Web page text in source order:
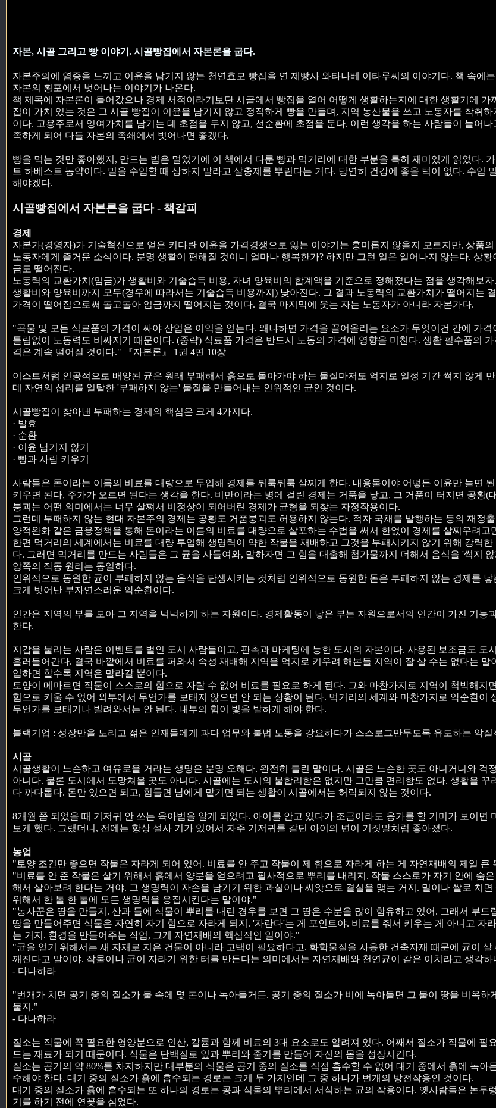
자본, 시골 그리고 빵 이야기. 시골빵집에서 자본론을 굽다.
자본주의에 염증을 느끼고 이윤을 남기지 않는 천연효모 빵집을 연 제빵사 와타나베 이타루씨의 이야기다. 책 속에
자본의 횡포에서 벗어나는 이야기가 나온다.
책 제목에 자본론이 들어갔으나 경제 서적이라기보단 시골에서 빵집을 열어 어떻게 생활하는지에 대한 생활기에 가
집이 가치 있는 것은 그 시골 빵집이 이윤을 남기지 않고 정직하게 빵을 만들며, 지역 농산물을 쓰고 노동자를 착취
이다. 고용주로서 잉여가치를 남기는 데 초점을 두지 않고, 선순환에 초점을 둔다. 이런 생각을 하는 사람들이 늘어
족하게 되어 다들 자본의 족쇄에서 벗어나면 좋겠다.
빵을 먹는 것만 좋아했지, 만드는 법은 멀었기에 이 책에서 다룬 빵과 먹거리에 대한 부분을 특히 재미있게 읽었다.
트 하베스트 농약이다. 밀을 수입할 때 상하지 말라고 살충제를 뿌린다는 거다. 당연히 건강에 좋을 턱이 없다. 수입
해야겠다.
시골빵집에서 자본론을 굽다 - 책갈피
경제
자본가(경영자)가 기술혁신으로 얻은 커다란 이윤을 가격경쟁으로 잃는 이야기는 흥미롭지 않을지 모르지만, 상품
노동자에게 즐거운 소식이다. 분명 생활이 편해질 것이니 얼마나 행복한가? 하지만 그런 일은 일어나지 않는다. 상황
금도 떨어진다.
노동력의 교환가치(임금)가 생활비와 기술습득 비용, 자녀 양육비의 합계액을 기준으로 정해졌다는 점을 생각해보
생활비와 양육비까지 모두(경우에 따라서는 기술습득 비용까지) 낮아진다. 그 결과 노동력의 교환가치가 떨어지는
가격이 떨어짐으로써 돌고돌아 임금까지 떨어지는 것이다. 결국 마지막에 웃는 자는 노동자가 아니라 자본가다.
"곡물 및 모든 식료품의 가격이 싸야 산업은 이익을 얻는다. 왜냐하면 가격을 끌어올리는 요소가 무엇이건 간에 가격
틀림없이 노동력도 비싸지기 때문이다. (중략) 식료품 가격은 반드시 노동의 가격에 영향을 미친다. 생활 필수품의
격은 계속 떨어질 것이다." 『자본론』 1권 4편 10장
이스트처럼 인공적으로 배양된 균은 원래 부패해서 흙으로 돌아가야 하는 물질마저도 억지로 일정 기간 썩지 않게
데 자연의 섭리를 일탈한 '부패하지 않는' 물질을 만들어내는 인위적인 균인 것이다.
시골빵집이 찾아낸 부패하는 경제의 핵심은 크게 4가지다.
· 발효
· 순환
· 이윤 남기지 않기
· 빵과 사람 키우기
사람들은 돈이라는 이름의 비료를 대량으로 투입해 경제를 뒤룩뒤룩 살찌게 한다. 내용물이야 어떻든 이윤만 늘면
키우면 된다, 주가가 오르면 된다는 생각을 한다. 비만이라는 병에 걸린 경제는 거품을 낳고, 그 거품이 터지면 공황(
붕괴는 어떤 의미에서는 너무 살쪄서 비정상이 되어버린 경제가 균형을 되찾는 자정작용이다.
그런데 부패하지 않는 현대 자본주의 경제는 공황도 거품붕괴도 허용하지 않는다. 적자 국채를 발행하는 등의 재정
양적완화 같은 금융정책을 통해 돈이라는 이름의 비료를 대량으로 살포하는 수법을 써서 한없이 경제를 살찌우려고
한편 먹거리의 세계에서는 비료를 대량 투입해 생명력이 약한 작물을 재배하고 그것을 부패시키지 않기 위해 강력
다. 그러면 먹거리를 만드는 사람들은 그 균을 사들여와, 말하자면 그 힘을 대출해 첨가물까지 더해서 음식을 '썩지
양쪽의 작동 원리는 동일하다.
인위적으로 동원한 균이 부패하지 않는 음식을 탄생시키는 것처럼 인위적으로 동원한 돈은 부패하지 않는 경제를 낳
크게 벗어난 부자연스러운 악순환이다.
인간은 지역의 부를 모아 그 지역을 넉넉하게 하는 자원이다. 경제활동이 낳은 부는 자원으로서의 인간이 가진 기능
한다.
지갑을 불리는 사람은 이벤트를 벌인 도시 사람들이고, 판촉과 마케팅에 능한 도시의 자본이다. 사용된 보조금도 도
흘러들어간다. 결국 바깥에서 비료를 퍼와서 속성 재배해 지역을 억지로 키우려 해본들 지역이 잘 살 수는 없다는 말
입하면 할수록 지역은 말라갈 뿐이다.
토양이 메마르면 작물이 스스로의 힘으로 자랄 수 없어 비료를 필요로 하게 된다. 그와 마찬가지로 지역이 척박해지
힘으로 키울 수 없어 외부에서 무언가를 보태지 않으면 안 되는 상황이 된다. 먹거리의 세계와 마찬가지로 악순환이
무언가를 보태거나 빌려와서는 안 된다. 내부의 힘이 빛을 발하게 해야 한다.
블랙기업 : 성장만을 노리고 젊은 인재들에게 과다 업무와 불법 노동을 강요하다가 스스로그만두도록 유도하는 악
시골
시골생활이 느슨하고 여유로을 거라는 생명은 분명 오해다. 완전히 틀린 말이다. 시골은 느슨한 곳도 아니거니와 걱
아니다. 물론 도시에서 도망쳐올 곳도 아니다. 시골에는 도시의 불합리함은 없지만 그만큼 편리함도 없다. 생활을 꾸
다 까다롭다. 돈만 있으면 되고, 힘들면 남에게 맡기면 되는 생활이 시골에서는 허락되지 않는 것이다.
8개월 쯤 되었을 때 기저귀 안 쓰는 육아법을 알게 되었다. 아이를 안고 있다가 조금이라도 응가를 할 기미가 보이면
보게 했다. 그랬더니, 전에는 항상 설사 기가 있어서 자주 기저귀를 갈던 아이의 변이 거짓말처럼 좋아졌다.
농업
"토양 조건만 좋으면 작물은 자라게 되어 있어. 비료를 안 주고 작물이 제 힘으로 자라게 하는 게 자연재배의 제일 큰
"비료를 안 준 작물은 살기 위해서 흙에서 양분을 얻으려고 필사적으로 뿌리를 내리지. 작물 스스로가 자기 안에 숨
해서 살아보려 한다는 거야. 그 생명력이 자손을 남기기 위한 과실이나 씨앗으로 결실을 맺는 거지. 밀이나 쌀로 치면
위해서 한 톨 한 톨에 모든 생명력을 응집시킨다는 말이야."
"농사꾼은 땅을 만들지. 산과 들에 식물이 뿌리를 내린 경우를 보면 그 땅은 수분을 많이 함유하고 있어. 그래서 부드
땅을 만들어주면 식물은 자연히 자기 힘으로 자라게 되지. '자란다'는 게 포인트야. 비료를 줘서 키우는 게 아니고 자
는 거지. 환경을 만들어주는 작업, 그게 자연재배의 핵심적인 일이야."
"균을 얻기 위해서는 새 자재로 지은 건물이 아니라 고택이 필요하다고. 화학물질을 사용한 건축자재 때문에 균이 살
깨진다고 말이야. 작물이나 균이 자라기 위한 터를 만든다는 의미에서는 자연재배와 천연균이 같은 이치라고 생각하
- 다나하라
"번개가 치면 공기 중의 질소가 물 속에 몇 톤이나 녹아들거든. 공기 중의 질소가 비에 녹아들면 그 물이 땅을 비옥하
물지."
- 다나하라
질소는 작물에 꼭 필요한 영양분으로 인산, 칼륨과 함께 비료의 3대 요소로도 알려져 있다. 어째서 질소가 작물에 필
드는 재료가 되기 때문이다. 식물은 단백질로 잎과 뿌리와 줄기를 만들어 자신의 몸을 성장시킨다.
질소는 공기의 약 80%를 차지하지만 대부분의 식물은 공기 중의 질소를 직접 흡수할 수 없어 대기 중에서 흙에 녹아
수해야 한다. 대기 중의 질소가 흙에 흡수되는 경로는 크게 두 가지인데 그 중 하나가 번개의 방전작용인 것이다.
대기 중의 질소가 흙에 흡수되는 또 하나의 경로는 콩과 식물의 뿌리에서 서식하는 균의 작용이다. 옛사람들은 논두
기를 하기 전에 연꽃을 심었다.